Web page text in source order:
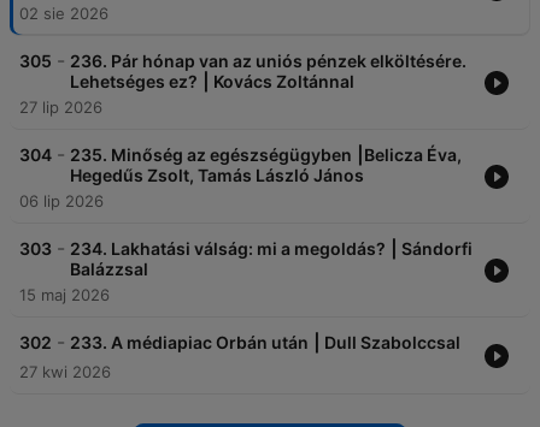
02 sie 2026
305 - 236. Pár hónap van az uniós pénzek elköltésére.
Lehetséges ez? ⎮ Kovács Zoltánnal
27 lip 2026
304 - 235. Minőség az egészségügyben ⎮Belicza Éva,
Hegedűs Zsolt, Tamás László János
06 lip 2026
303 - 234. Lakhatási válság: mi a megoldás? ⎮ Sándorfi
Balázzsal
15 maj 2026
302 - 233. A médiapiac Orbán után ⎮ Dull Szabolccsal
27 kwi 2026